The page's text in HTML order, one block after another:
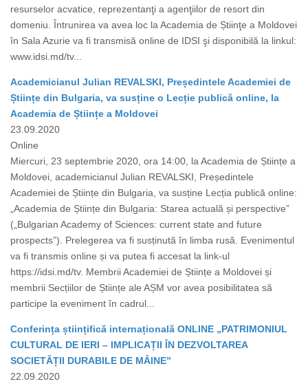
resurselor acvatice, reprezentanţi a agenţiilor de resort din
domeniu. Întrunirea va avea loc la Academia de Știinţe a Moldovei
în Sala Azurie va fi transmisă online de IDSI şi disponibilă la linkul:
www.idsi.md/tv...
Academicianul Julian REVALSKI, Președintele Academiei de
Științe din Bulgaria, va susține o Lecție publică online, la
Academia de Științe a Moldovei
23.09.2020
Online
Miercuri, 23 septembrie 2020, ora 14:00, la Academia de Științe a
Moldovei, academicianul Julian REVALSKI, Președintele
Academiei de Științe din Bulgaria, va susține Lecția publică online:
„Academia de Științe din Bulgaria: Starea actuală și perspective”
(„Bulgarian Academy of Sciences: current state and future
prospects”). Prelegerea va fi susținută în limba rusă. Evenimentul
va fi transmis online și va putea fi accesat la link-ul
https://idsi.md/tv. Membrii Academiei de Științe a Moldovei și
membrii Secțiilor de Științe ale AȘM vor avea posibilitatea să
participe la eveniment în cadrul...
Conferința științifică internațională ONLINE „PATRIMONIUL
CULTURAL DE IERI – IMPLICAȚII ÎN DEZVOLTAREA
SOCIETĂȚII DURABILE DE MÂINE”
22.09.2020